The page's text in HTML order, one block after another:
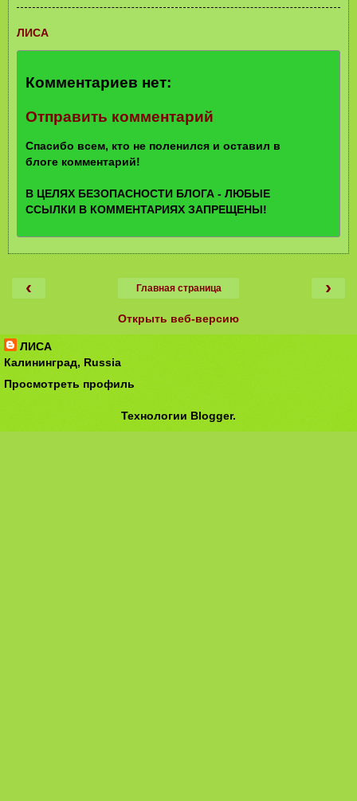
ЛИСА
Комментариев нет:
Отправить комментарий
Спасибо всем, кто не поленился и оставил в
блоге комментарий!
В ЦЕЛЯХ БЕЗОПАСНОСТИ БЛОГА - ЛЮБЫЕ
ССЫЛКИ В КОММЕНТАРИЯХ ЗАПРЕЩЕНЫ!
‹ ›
Главная страница
Открыть веб-версию
ЛИСА
Калининград, Russia
Просмотреть профиль
Технологии Blogger.